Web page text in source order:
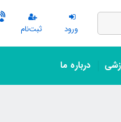
ورود ثبت‌نام
درباره ما